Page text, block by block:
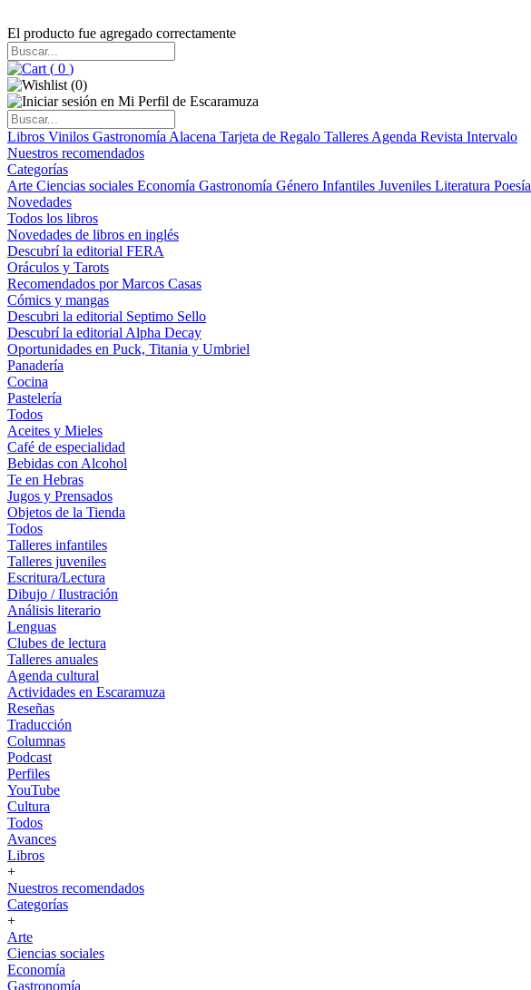
El producto fue agregado correctamente
( 0 )
(0)
Libros Vinilos Gastronomía Alacena Tarjeta de Regalo Talleres Agenda Revista Intervalo
Nuestros recomendados
Categorías
Arte Ciencias sociales Economía Gastronomía Género Infantiles Juveniles Literatura Poesía
Novedades
Todos los libros
Novedades de libros en inglés
Descubrí la editorial FERA
Oráculos y Tarots
Recomendados por Marcos Casas
Cómics y mangas
Descubri la editorial Septimo Sello
Descubrí la editorial Alpha Decay
Oportunidades en Puck, Titania y Umbriel
Panadería
Cocina
Pastelería
Todos
Aceites y Mieles
Café de especialidad
Bebidas con Alcohol
Te en Hebras
Jugos y Prensados
Objetos de la Tienda
Todos
Talleres infantiles
Talleres juveniles
Escritura/Lectura
Dibujo / Ilustración
Análisis literario
Lenguas
Clubes de lectura
Talleres anuales
Agenda cultural
Actividades en Escaramuza
Reseñas
Traducción
Columnas
Podcast
Perfiles
YouTube
Cultura
Todos
Avances
Libros
+
Nuestros recomendados
Categorías
+
Arte
Ciencias sociales
Economía
Gastronomía